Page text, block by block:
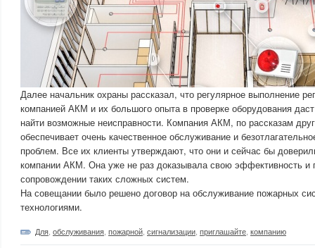
Далее начальник охраны рассказал, что регулярное выполнение
компанией АКМ и их большого опыта в проверке оборудования
найти возможные неисправности. Компания АКМ, по рассказам
обеспечивает очень качественное обслуживание и
проблем. Все их клиенты утверждают, что они и сейчас бы
компании АКМ. Она уже не раз доказывала свою эффективность и
сопровождении таких сложных систем.
На совещании было решено договор на обслуживание пожарных
технологиями.
Для обслуживания пожарной сигнализации приглашайте компанию